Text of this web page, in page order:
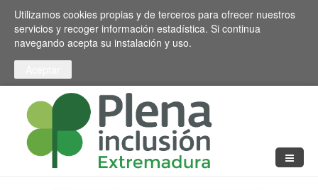
Pasar al contenido principal
Toggle high contrast
Utilizamos cookies propias y de terceros para ofrecer nuestros
servicios y recoger información estadística. Si continua
navegando acepta su instalación y uso.